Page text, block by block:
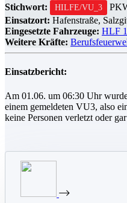
Stichwort:
HILFE/VU_3
Einsatzort: Hafenstraße,
Eingesetzte Fahrzeuge: HLF
Weitere Kräfte:
Einsatzbericht:
Am 01.06. um 06:30 Uhr
einem gemeldeten VU3, also
keine Personen verletzt oder